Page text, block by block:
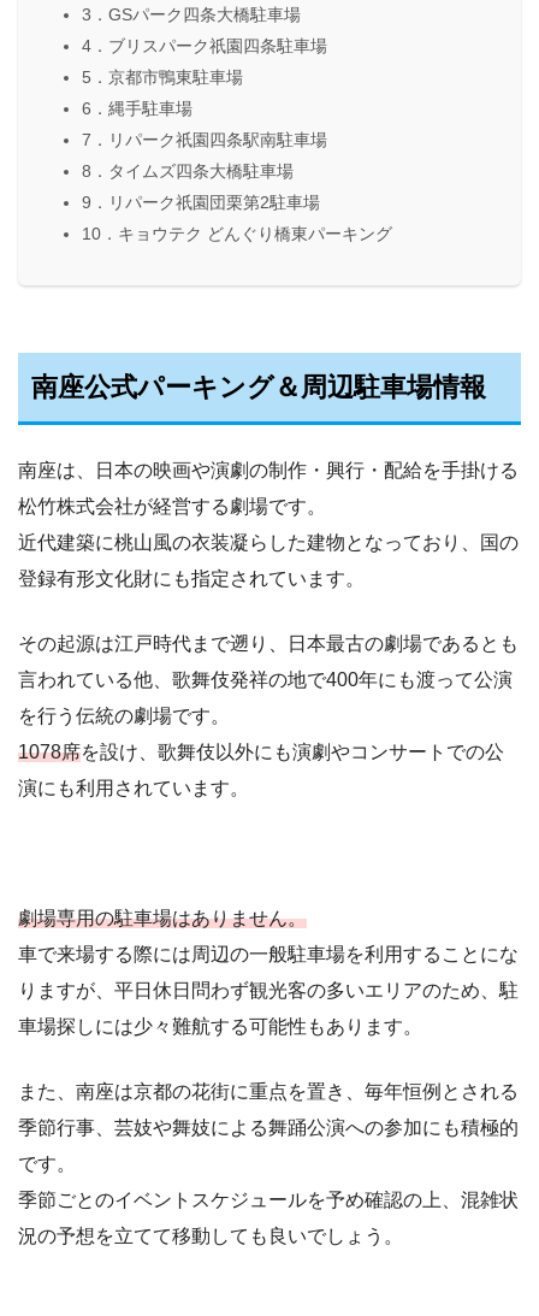
3．GSパーク四条大橋駐車場
4．ブリスパーク祇園四条駐車場
5．京都市鴨東駐車場
6．縄手駐車場
7．リパーク祇園四条駅南駐車場
8．タイムズ四条大橋駐車場
9．リパーク祇園団栗第2駐車場
10．キョウテク どんぐり橋東パーキング
南座公式パーキング＆周辺駐車場情報
南座は、日本の映画や演劇の制作・興行・配給を手掛ける
松竹株式会社が経営する劇場です。
近代建築に桃山風の衣装凝らした建物となっており、国の
登録有形文化財にも指定されています。
その起源は江戸時代まで遡り、日本最古の劇場であるとも
言われている他、歌舞伎発祥の地で400年にも渡って公演
を行う伝統の劇場です。
1078席を設け、歌舞伎以外にも演劇やコンサートでの公
演にも利用されています。
劇場専用の駐車場はありません。
車で来場する際には周辺の一般駐車場を利用することにな
りますが、平日休日問わず観光客の多いエリアのため、駐
車場探しには少々難航する可能性もあります。
また、南座は京都の花街に重点を置き、毎年恒例とされる
季節行事、芸妓や舞妓による舞踊公演への参加にも積極的
です。
季節ごとのイベントスケジュールを予め確認の上、混雑状
況の予想を立てて移動しても良いでしょう。